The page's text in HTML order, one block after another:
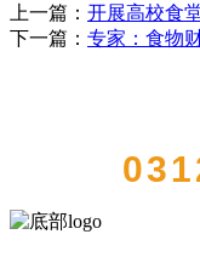
上一篇： 开展高校食
下一篇： 专家：食物